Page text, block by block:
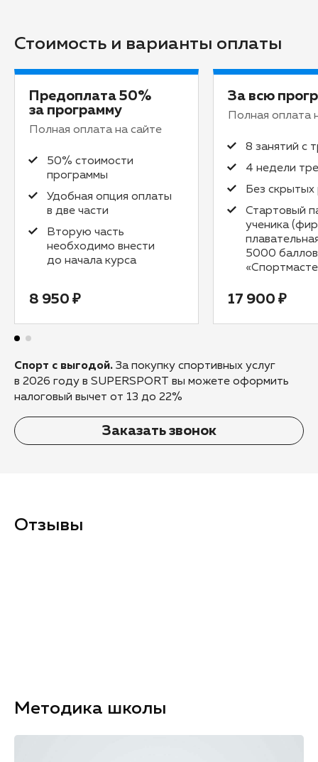
Стоимость и варианты оплаты
Предоплата 50%
за программу
Полная оплата на сайте
50% стоимости
программы
Удобная опция оплаты
в две части
Вторую часть
необходимо внести
до начала курса
8 950 ₽
За всю
Полная оплата
8 занятий с
4 недели
Без
Стартовый
ученика
5000 баллов
17 900 ₽
Спорт с выгодой. За покупку спортивных услуг
в 2026 году в SUPERSPORT вы можете оформить
налоговый вычет от 13 до 22%
Заказать звонок
Отзывы
Методика школы